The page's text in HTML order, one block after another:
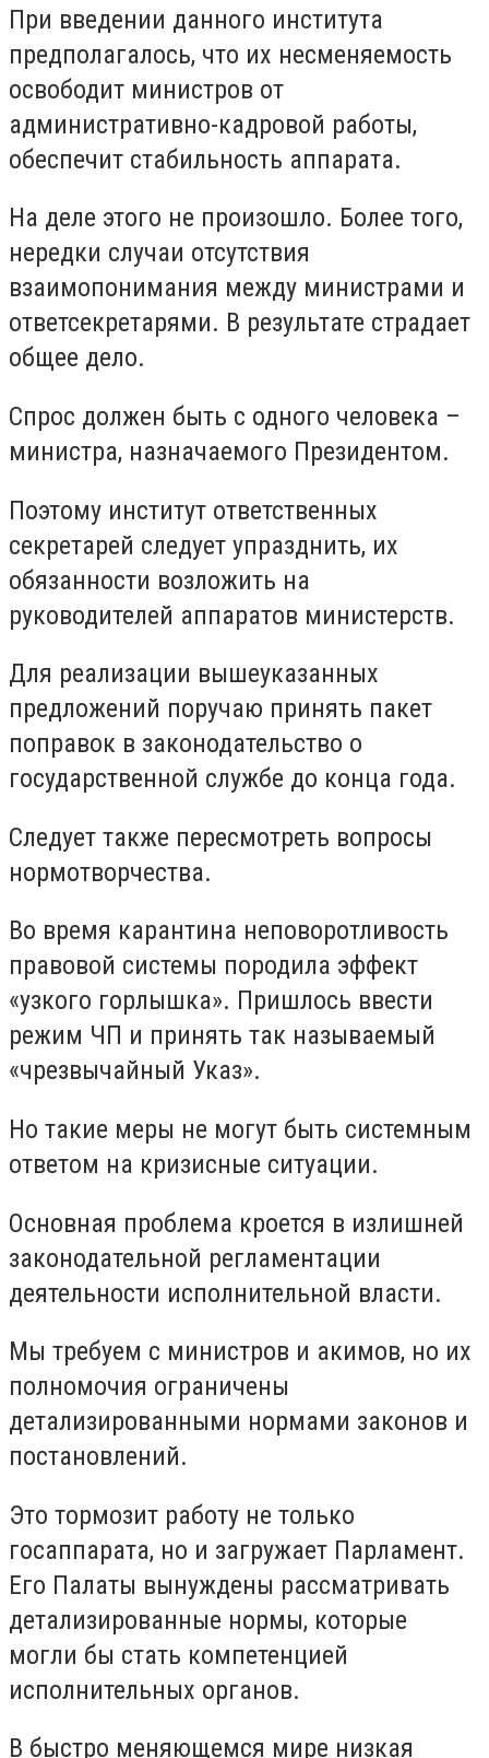
При введении данного института
предполагалось, что их несменяемость
освободит министров от
административно-кадровой работы,
обеспечит стабильность аппарата.
На деле этого не произошло. Более того,
нередки случаи отсутствия
взаимопонимания между министрами и
ответсекретарями. В результате страдает
общее дело.
Спрос должен быть с одного человека –
министра, назначаемого Президентом.
Поэтому институт ответственных
секретарей следует упразднить, их
обязанности возложить на
руководителей аппаратов министерств.
Для реализации вышеуказанных
предложений поручаю принять пакет
поправок в законодательство о
государственной службе до конца года.
Следует также пересмотреть вопросы
нормотворчества.
Во время карантина неповоротливость
правовой системы породила эффект
«узкого горлышка». Пришлось ввести
режим ЧП и принять так называемый
«чрезвычайный Указ».
Но такие меры не могут быть системным
ответом на кризисные ситуации.
Основная проблема кроется в излишней
законодательной регламентации
деятельности исполнительной власти.
Мы требуем с министров и акимов, но их
полномочия ограничены
детализированными нормами законов и
постановлений.
Это тормозит работу не только
госаппарата, но и загружает Парламент.
Его Палаты вынуждены рассматривать
детализированные нормы, которые
могли бы стать компетенцией
исполнительных органов.
В быстро меняющемся мире низкая